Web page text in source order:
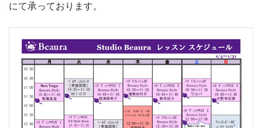
にて承っております。